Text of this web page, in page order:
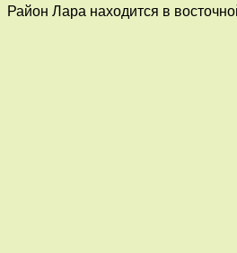
Район Лара находится в